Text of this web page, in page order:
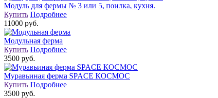
Модуль для фермы № 3 или 5, поилка, кухня.
Купить Подробнее
11000 руб.
Модульная ферма
Купить Подробнее
3500 руб.
Муравьиная ферма SPACE КОСМОС
Купить Подробнее
3500 руб.